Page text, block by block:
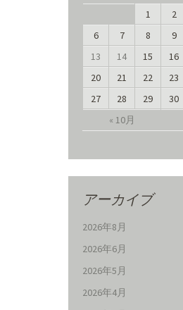
« 10月
1 2
6
7 8 9
13
14 15 16
20
21 22 23
27
28 29 30
アーカイブ
2026年8月
2026年6月
2026年5月
2026年4月